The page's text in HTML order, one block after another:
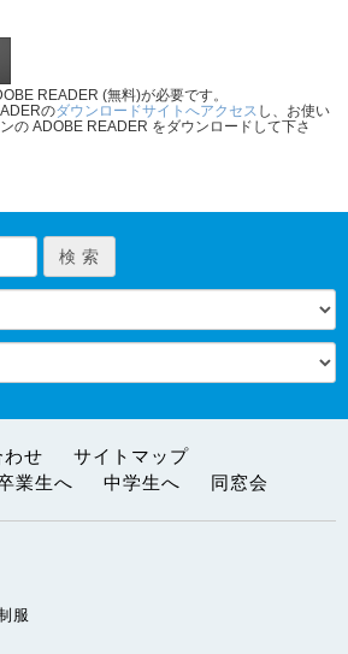
READER (無料)が必要です。
のダウンロードサイトへアクセス し、お使い
の ADOBE READER をダウンロードして下さ
わせ
サイトマップ
業生へ 中学生へ 同窓会
服